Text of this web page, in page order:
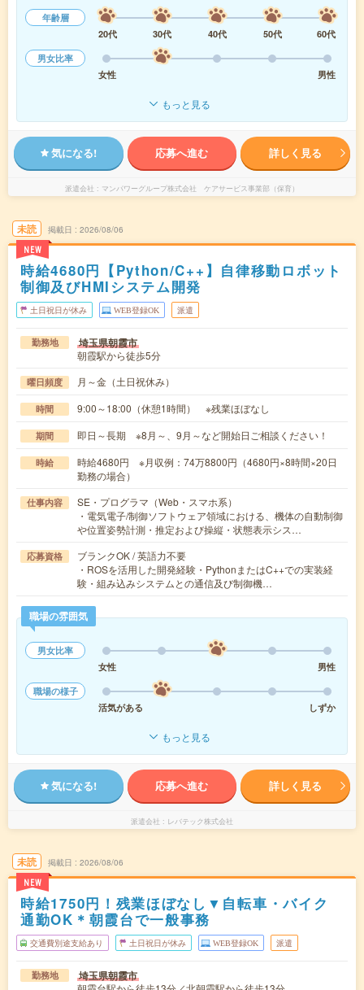
年齢層
20代
30代 40代 50代
60代
男女比率
女性
男性
もっと見る
気になる! 応募へ進む 詳しく見る
派遣会社 マンパワーグループ株式会社 ケアサービス事業部（保育）
未読
NEW
掲載日 2026/08/06
時給4680円【Python/C++】自律移動ロボット
制御及びHMIシステム開発
土日祝日が休み WEB登録OK 派遣
勤務地 埼玉県朝霞市
朝霞駅から徒歩5分
曜日頻度 月～金（土日祝休み）
時間 9:00～18:00（休憩1時間） ※残業ほぼなし
期間 即日～長期 ※8月～、9月～など開始日ご相談ください！
時給
時給4680円 ※月収例：74万8800円（4680円×8時間×20日
勤務の場合）
仕事内容
SE・プログラマ（Web・スマホ系）
・電気電子/制御ソフトウェア領域における、機体の自動制御
や位置姿勢計測・推定および操縦・状態表示シス…
応募資格
ブランクOK / 英語力不要
・ROSを活用した開発経験・PythonまたはC++での実装経
験・組み込みシステムとの通信及び制御機…
職場の雰囲気
男女比率
女性
男性
職場の様子
活気がある
しずか
もっと見る
気になる! 応募へ進む 詳しく見る
派遣会社 レバテック株式会社
未読
NEW
掲載日 2026/08/06
時給1750円！残業ほぼなし▼自転車・バイク
通勤OK＊朝霞台で一般事務
交通費別途支給あり 土日祝日が休み WEB登録OK 派遣
勤務地 埼玉県朝霞市